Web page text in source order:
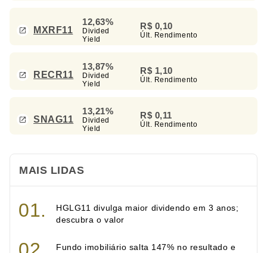
MXRF11
12,63%
Divided
Yield
R$ 0,10
Últ. Rendimento
RECR11
13,87%
Divided
Yield
R$ 1,10
Últ. Rendimento
SNAG11
13,21%
Divided
Yield
R$ 0,11
Últ. Rendimento
MAIS LIDAS
HGLG11 divulga maior dividendo em 3 anos;
descubra o valor
Fundo imobiliário salta 147% no resultado e